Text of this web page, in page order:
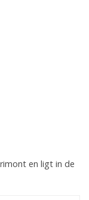
en ligt in de